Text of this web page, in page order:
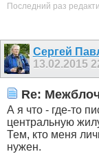
Последний раз
Сергей
13.02.2015
Re:
А я что - где-то
центральную
Тем, кто меня
нужен.